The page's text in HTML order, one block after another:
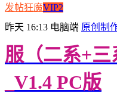
发帖狂魔VIP2
昨天 16:13 电脑端 原创制
服（二系+
_V1.4 PC版